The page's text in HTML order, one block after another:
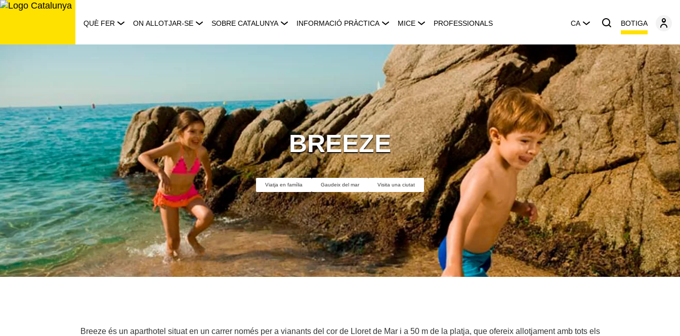
Saltar
QUÈ FER ON ALLOTJAR-SE SOBRE CATALUNYA INFORMACIÓ PRÀCTICA MICE PROFESSIONALS CA BOTIGA
BREEZE
Viatja en família Gaudeix del mar Visita una ciutat
Breeze és un aparthotel situat en un carrer només per a vianants del cor de Lloret de Mar i a 50 m de la platja, que ofereix allotjament amb tots els